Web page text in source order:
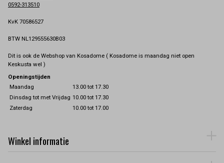
0592-313510
KvK 70586527
BTW NL129555630B03
Dit is ook de Webshop van Kosadome ( Kosadome is maandag niet open
Keskusta wel )
Openingstijden
Maandag
13.00 tot 17.30
Dinsdag tot met Vrijdag 10.00 tot 17.30
Zaterdag
10.00 tot 17.00
Winkel informatie